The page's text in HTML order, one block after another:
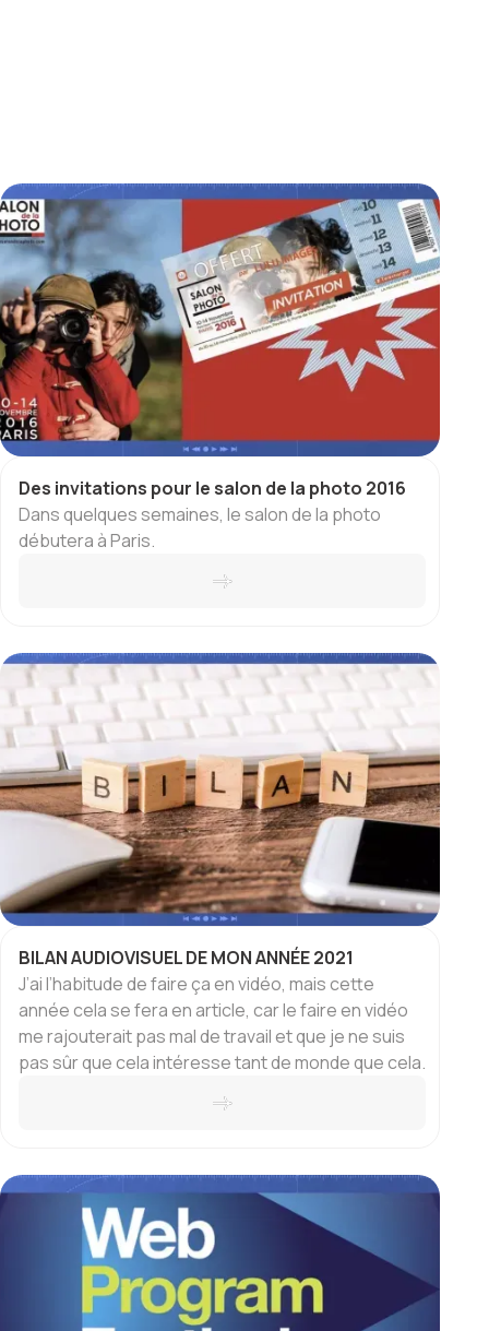
Des invitations pour le salon de la photo 2016
Dans quelques semaines, le salon de la photo
débutera à Paris.
BILAN AUDIOVISUEL DE MON ANNÉE 2021
J’ai l’habitude de faire ça en vidéo, mais cette
année cela se fera en article, car le faire en vidéo
me rajouterait pas mal de travail et que je ne suis
pas sûr que cela intéresse tant de monde que cela.